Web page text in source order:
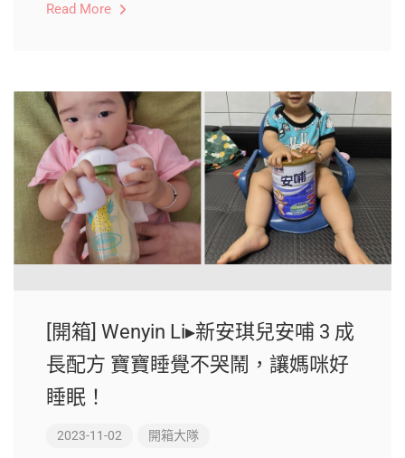
Read More
[開箱] Wenyin Li▸新安琪兒安哺 3 成
長配方 寶寶睡覺不哭鬧，讓媽咪好
睡眠！
2023-11-02 開箱大隊